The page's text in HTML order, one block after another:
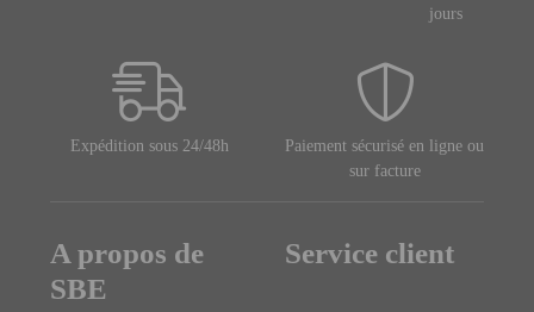
jours
Expédition sous 24/48h
Paiement sécurisé en ligne ou
sur facture
A propos de
SBE
Service client